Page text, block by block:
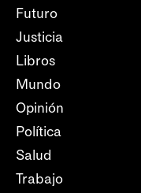
Futuro
Justicia
Libros
Mundo
Opinión
Política
Salud
Trabajo